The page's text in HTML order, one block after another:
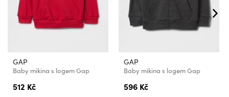
GAP
Baby mikina s logem Gap
512 Kč
GAP
Baby mikina s logem Gap
596 Kč